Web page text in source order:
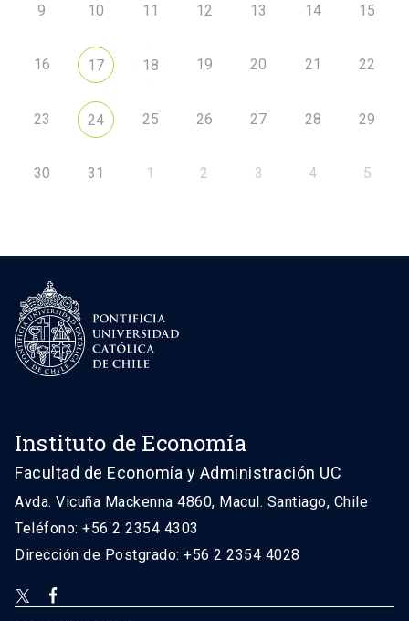
9 10 11 12 13 14 15
16 17 18 19 20 21 22
23 24 25 26 27 28 29
30 31 1 2 3 4 5
Instituto de Economía
Facultad de Economía y Administración UC
Avda. Vicuña Mackenna 4860, Macul. Santiago, Chile
Teléfono: +56 2 2354 4303
Dirección de Postgrado: +56 2 2354 4028